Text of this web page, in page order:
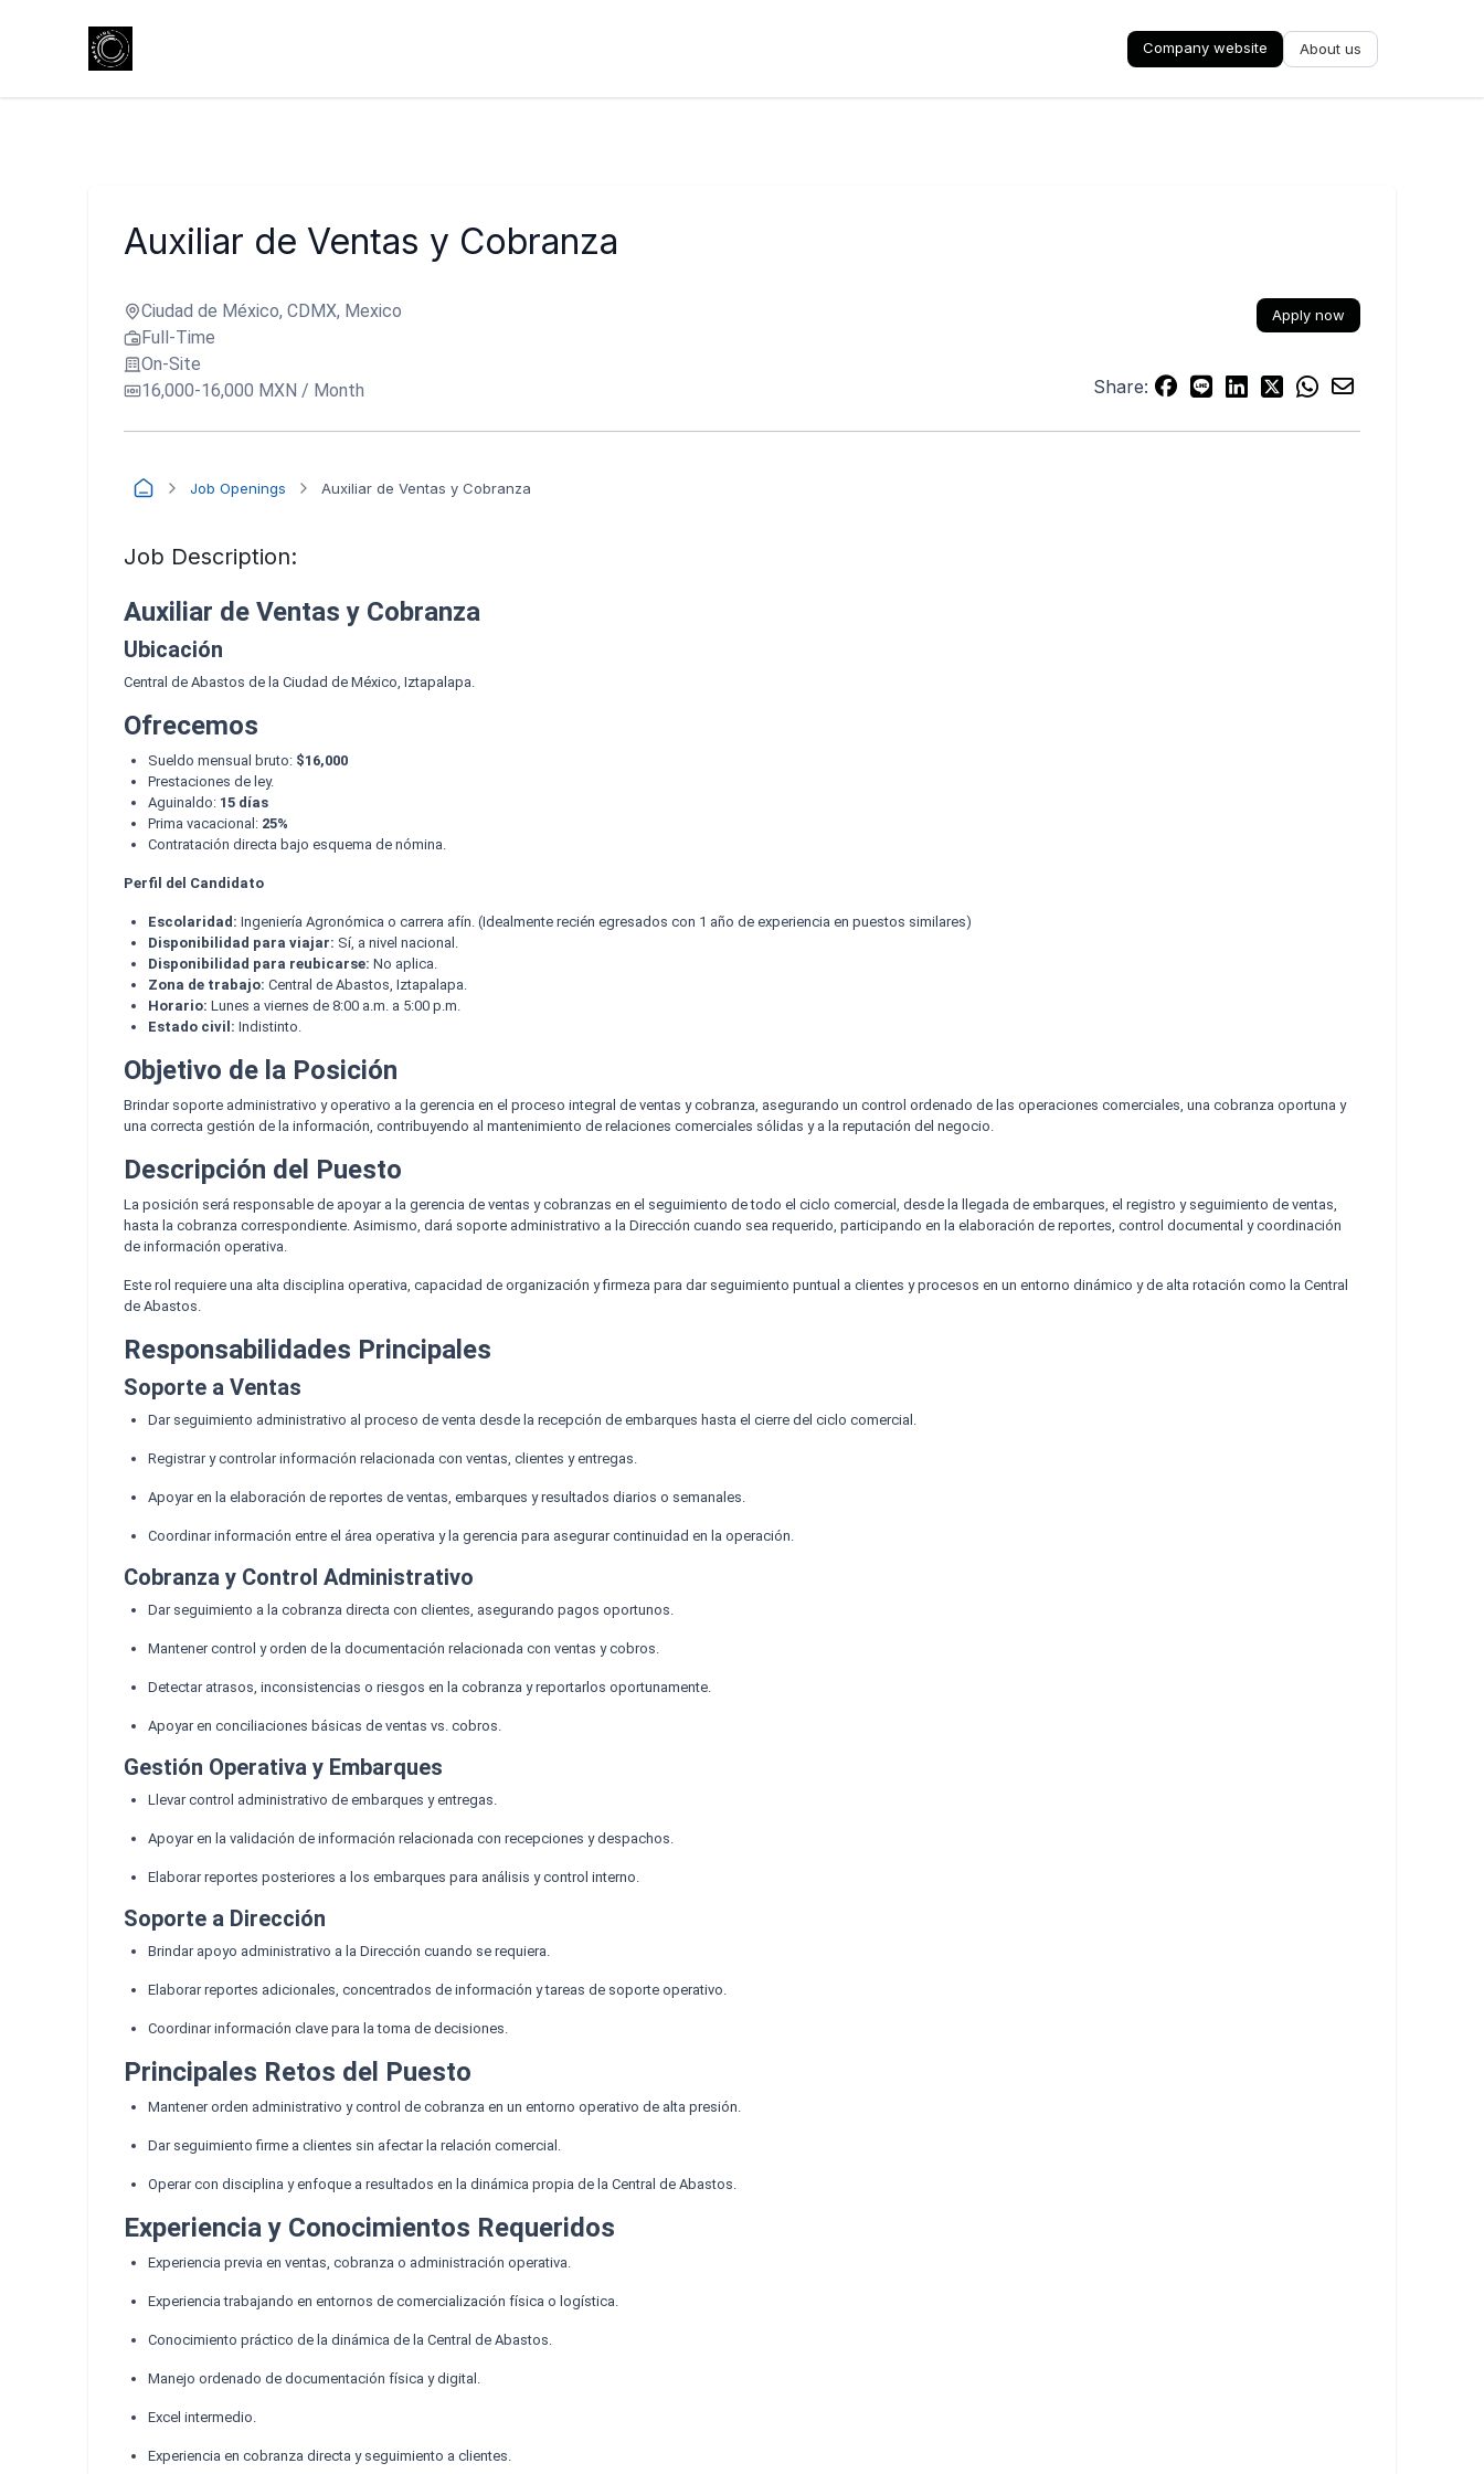
Company website About us
Auxiliar de Ventas y Cobranza
Ciudad de México, CDMX, Mexico
Full-Time
On-Site
16,000-16,000 MXN / Month
Apply now
Share:
Job Openings Auxiliar de Ventas y Cobranza
Job Description:
Auxiliar de Ventas y Cobranza
Ubicación
Central de Abastos de la Ciudad de México, Iztapalapa.
Ofrecemos
Sueldo mensual bruto: $16,000
Prestaciones de ley.
Aguinaldo: 15 días
Prima vacacional: 25%
Contratación directa bajo esquema de nómina.
Perfil del Candidato
Escolaridad: Ingeniería Agronómica o carrera afín. (Idealmente recién egresados con 1 año de experiencia en puestos similares)
Disponibilidad para viajar: Sí, a nivel nacional.
Disponibilidad para reubicarse: No aplica.
Zona de trabajo: Central de Abastos, Iztapalapa.
Horario: Lunes a viernes de 8:00 a.m. a 5:00 p.m.
Estado civil: Indistinto.
Objetivo de la Posición
Brindar soporte administrativo y operativo a la gerencia en el proceso integral de ventas y cobranza, asegurando un control ordenado de las operaciones comerciales, una cobranza oportuna y
una correcta gestión de la información, contribuyendo al mantenimiento de relaciones comerciales sólidas y a la reputación del negocio.
Descripción del Puesto
La posición será responsable de apoyar a la gerencia de ventas y cobranzas en el seguimiento de todo el ciclo comercial, desde la llegada de embarques, el registro y seguimiento de ventas,
hasta la cobranza correspondiente. Asimismo, dará soporte administrativo a la Dirección cuando sea requerido, participando en la elaboración de reportes, control documental y coordinación
de información operativa.
Este rol requiere una alta disciplina operativa, capacidad de organización y firmeza para dar seguimiento puntual a clientes y procesos en un entorno dinámico y de alta rotación como la Central
de Abastos.
Responsabilidades Principales
Soporte a Ventas
Dar seguimiento administrativo al proceso de venta desde la recepción de embarques hasta el cierre del ciclo comercial.
Registrar y controlar información relacionada con ventas, clientes y entregas.
Apoyar en la elaboración de reportes de ventas, embarques y resultados diarios o semanales.
Coordinar información entre el área operativa y la gerencia para asegurar continuidad en la operación.
Cobranza y Control Administrativo
Dar seguimiento a la cobranza directa con clientes, asegurando pagos oportunos.
Mantener control y orden de la documentación relacionada con ventas y cobros.
Detectar atrasos, inconsistencias o riesgos en la cobranza y reportarlos oportunamente.
Apoyar en conciliaciones básicas de ventas vs. cobros.
Gestión Operativa y Embarques
Llevar control administrativo de embarques y entregas.
Apoyar en la validación de información relacionada con recepciones y despachos.
Elaborar reportes posteriores a los embarques para análisis y control interno.
Soporte a Dirección
Brindar apoyo administrativo a la Dirección cuando se requiera.
Elaborar reportes adicionales, concentrados de información y tareas de soporte operativo.
Coordinar información clave para la toma de decisiones.
Principales Retos del Puesto
Mantener orden administrativo y control de cobranza en un entorno operativo de alta presión.
Dar seguimiento firme a clientes sin afectar la relación comercial.
Operar con disciplina y enfoque a resultados en la dinámica propia de la Central de Abastos.
Experiencia y Conocimientos Requeridos
Experiencia previa en ventas, cobranza o administración operativa.
Experiencia trabajando en entornos de comercialización física o logística.
Conocimiento práctico de la dinámica de la Central de Abastos.
Manejo ordenado de documentación física y digital.
Excel intermedio.
Experiencia en cobranza directa y seguimiento a clientes.